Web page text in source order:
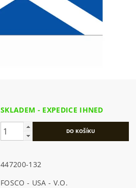
SKLADEM - EXPEDICE IHNED
447200-132
FOSCO - USA - V.O.